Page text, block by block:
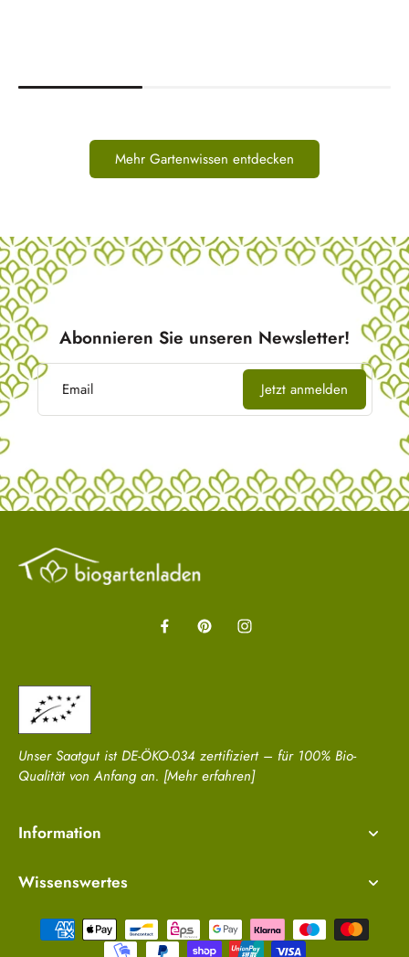
Mehr Gartenwissen entdecken
Abonnieren Sie unseren Newsletter!
Email Jetzt anmelden
Unser Saatgut ist DE-ÖKO-034 zertifiziert – für 100% Bio-
Qualität von Anfang an. [Mehr erfahren]
Information
Wissenswertes